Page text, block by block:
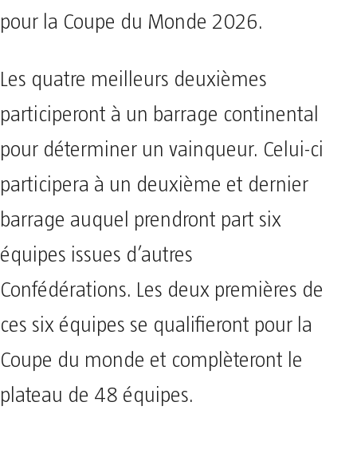
pour la Coupe du Monde 2026.
Les quatre meilleurs deuxièmes
participeront à un barrage continental
pour déterminer un vainqueur. Celui-ci
participera à un deuxième et dernier
barrage auquel prendront part six
équipes issues d’autres
Confédérations. Les deux premières de
ces six équipes se qualifieront pour la
Coupe du monde et complèteront le
plateau de 48 équipes.